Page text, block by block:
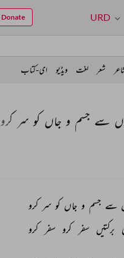
سے جسم و جاں کو سر کرو
سے جسم و جاں کو سر کرو
برکتیں سفر کرو سفر کرو
URD
Donate
شعر لغت ویڈیو ای-کتاب